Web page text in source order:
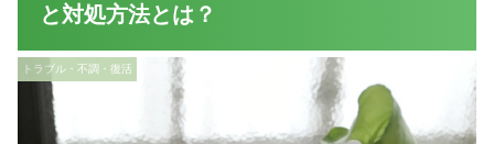
と対処方法とは？
トラブル・不調・復活